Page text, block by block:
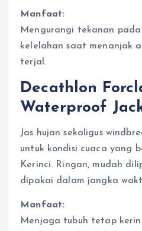
Manfaat:
Mengurangi tekanan
kelelahan saat menanjak
terjal.
Decathlon
Waterproof
Jas hujan sekaligus
untuk kondisi cuaca yang
Kerinci. Ringan, mudah
dipakai dalam jangka
Manfaat:
Menjaga tubuh tetap